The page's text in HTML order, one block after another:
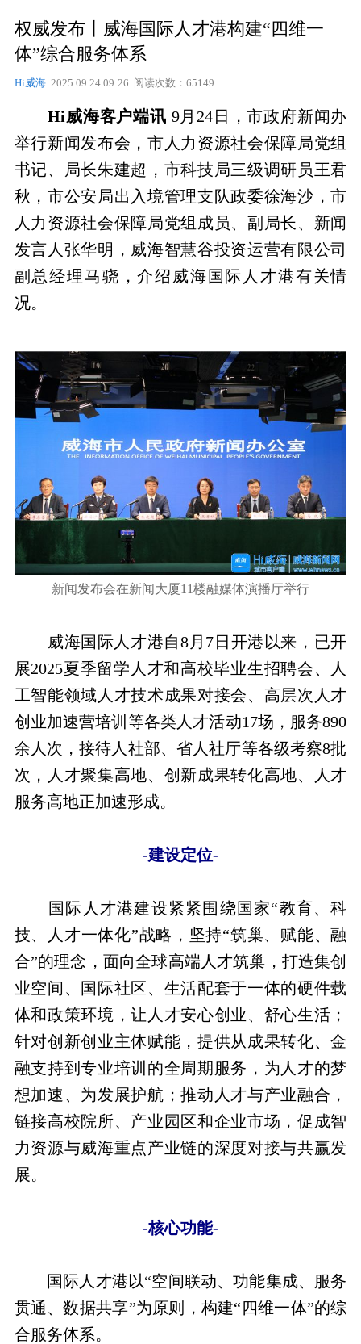
权威发布丨威海国际人才港构建“四维一
体”综合服务体系
Hi威海2025.09.24 09:26 阅读次数：65149
Hi威海客户端讯 9月24日，市政府新闻办
举行新闻发布会，市人力资源社会保障局党组
书记、局长朱建超，市科技局三级调研员王君
秋，市公安局出入境管理支队政委徐海沙，市
人力资源社会保障局党组成员、副局长、新闻
发言人张华明，威海智慧谷投资运营有限公司
副总经理马骁，介绍威海国际人才港有关情
况。
新闻发布会在新闻大厦11楼融媒体演播厅举行
威海国际人才港自8月7日开港以来，已开
展2025夏季留学人才和高校毕业生招聘会、人
工智能领域人才技术成果对接会、高层次人才
创业加速营培训等各类人才活动17场，服务890
余人次，接待人社部、省人社厅等各级考察8批
次，人才聚集高地、创新成果转化高地、人才
服务高地正加速形成。
-建设定位-
国际人才港建设紧紧围绕国家“教育、科
技、人才一体化”战略，坚持“筑巢、赋能、融
合”的理念，面向全球高端人才筑巢，打造集创
业空间、国际社区、生活配套于一体的硬件载
体和政策环境，让人才安心创业、舒心生活；
针对创新创业主体赋能，提供从成果转化、金
融支持到专业培训的全周期服务，为人才的梦
想加速、为发展护航；推动人才与产业融合，
链接高校院所、产业园区和企业市场，促成智
力资源与威海重点产业链的深度对接与共赢发
展。
-核心功能-
国际人才港以“空间联动、功能集成、服务
贯通、数据共享”为原则，构建“四维一体”的综
合服务体系。